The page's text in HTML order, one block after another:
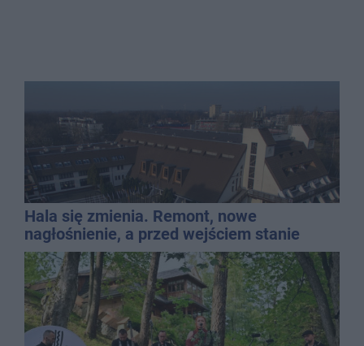
Hala się zmienia. Remont, nowe
nagłośnienie, a przed wejściem stanie
QEMETICA ARENA